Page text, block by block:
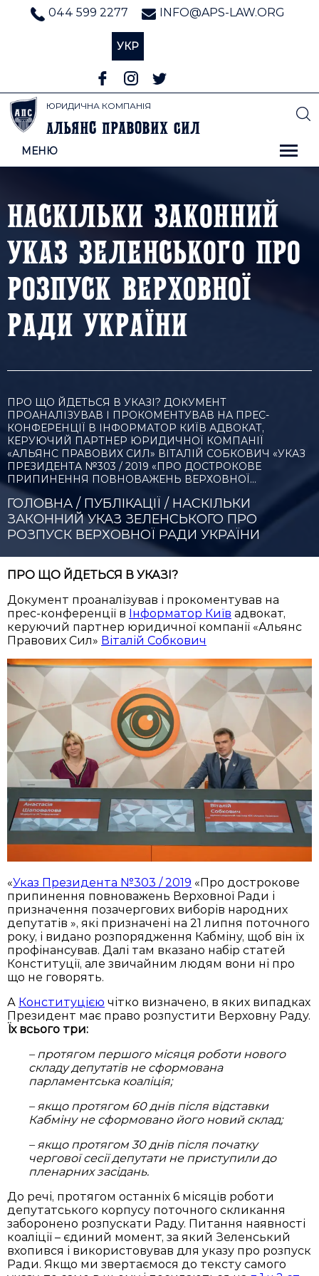
044 599 2277 INFO@APS-LAW.ORG
УКР
ЮРИДИЧНА КОМПАНІЯ
Альянс Правових Сил
МЕНЮ
НАСКІЛЬКИ ЗАКОННИЙ
УКАЗ ЗЕЛЕНСЬКОГО ПРО
РОЗПУСК ВЕРХОВНОЇ
РАДИ УКРАЇНИ
ПРО ЩО ЙДЕТЬСЯ В УКАЗІ? ДОКУМЕНТ
ПРОАНАЛІЗУВАВ І ПРОКОМЕНТУВАВ НА ПРЕС-
КОНФЕРЕНЦІЇ В ІНФОРМАТОР КИЇВ АДВОКАТ,
КЕРУЮЧИЙ ПАРТНЕР ЮРИДИЧНОЇ КОМПАНІЇ
«АЛЬЯНС ПРАВОВИХ СИЛ» ВІТАЛІЙ СОБКОВИЧ «УКАЗ
ПРЕЗИДЕНТА №303 / 2019 «ПРО ДОСТРОКОВЕ
ПРИПИНЕННЯ ПОВНОВАЖЕНЬ ВЕРХОВНОЇ…
ГОЛОВНА / ПУБЛІКАЦІЇ / НАСКІЛЬКИ
ЗАКОННИЙ УКАЗ ЗЕЛЕНСЬКОГО ПРО
РОЗПУСК ВЕРХОВНОЇ РАДИ УКРАЇНИ
ПРО ЩО ЙДЕТЬСЯ В УКАЗІ?
Документ проаналізував і прокоментував на
прес-конференції в Інформатор Київ адвокат,
керуючий партнер юридичної компанії «Альянс
Правових Сил» Віталій Собкович
«Указ Президента №303 / 2019 «Про дострокове
припинення повноважень Верховної Ради і
призначення позачергових виборів народних
депутатів », які призначені на 21 липня поточного
року, і видано розпорядження Кабміну, щоб він їх
профінансував. Далі там вказано набір статей
Конституції, але звичайним людям вони ні про
що не говорять.
А Конституцією чітко визначено, в яких випадках
Президент має право розпустити Верховну Раду.
Їх всього три:
– протягом першого місяця роботи нового
складу депутатів не сформована
парламентська коаліція;
– якщо протягом 60 днів після відставки
Кабміну не сформовано його новий склад;
– якщо протягом 30 днів після початку
чергової сесії депутати не приступили до
пленарних засідань.
До речі, протягом останніх 6 місяців роботи
депутатського корпусу поточного скликання
заборонено розпускати Раду. Питання наявності
коаліції – єдиний момент, за який Зеленський
вхопився і використовував для указу про розпуск
Ради. Якщо ми звертаємося до тексту самого